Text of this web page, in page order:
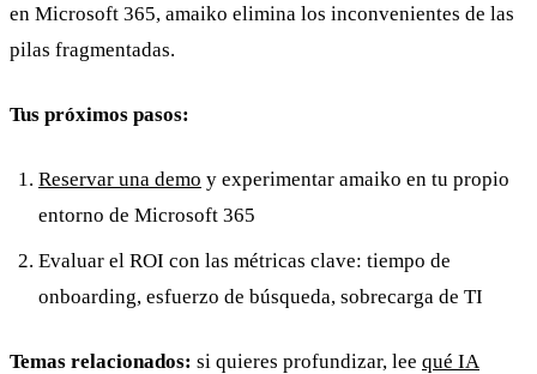
en Microsoft 365, amaiko elimina los inconvenientes de las
pilas fragmentadas.
Tus próximos pasos:
Reservar una demo y experimentar amaiko en tu propio
entorno de Microsoft 365
Evaluar el ROI con las métricas clave: tiempo de
onboarding, esfuerzo de búsqueda, sobrecarga de TI
Temas relacionados: si quieres profundizar, lee qué IA